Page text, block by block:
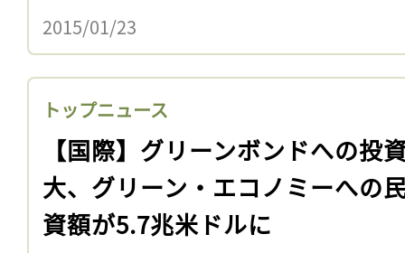
2015/01/23
トップニュース
【国際】グリーンボンドへの投
大、グリーン・エコノミーへの
資額が5.7兆米ドルに